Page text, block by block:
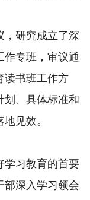
研究成立了深
作专班，审议通
读书班工作方
划、具体标准和
见效。
习教育的首要
部深入学习领会